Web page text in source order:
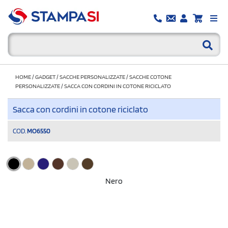
HOME/GADGET/SACCHE PERSONALIZZATE/SACCHE COTONE
PERSONALIZZATE/SACCA CON CORDINI IN COTONE RICICLATO
Sacca con cordini in cotone riciclato
COD. MO6550
Nero